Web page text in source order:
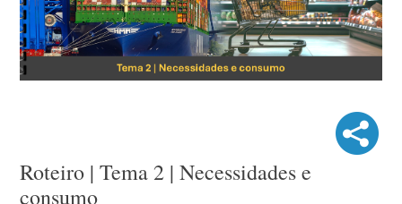
Roteiro | Tema 2 | Necessidades e
consumo